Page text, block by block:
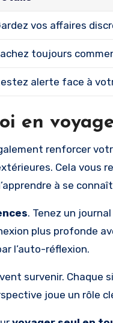
vos affaires
toujours
alerte face à
en
renforcer
Cela vous
à se
. Tenez un
plus profonde
l’auto-réflexion.
survenir. Chaque
joue un rôle